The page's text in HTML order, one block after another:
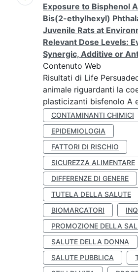
Exposure to Bisphenol
Bis(2-ethylhexyl)
Juvenile Rats at
Relevant Dose Levels:
Synergic, Additive or
Contenuto Web
Risultati di Life
animale riguardanti la
plasticizanti bisfenolo A
CONTAMINANTI CHIMICI
EPIDEMIOLOGIA
FATTORI DI RISCHIO
SICUREZZA ALIMENTARE
DIFFERENZE DI GENERE
TUTELA DELLA SALUTE
BIOMARCATORI
PROMOZIONE DELLA
SALUTE DELLA DONNA
SALUTE PUBBLICA